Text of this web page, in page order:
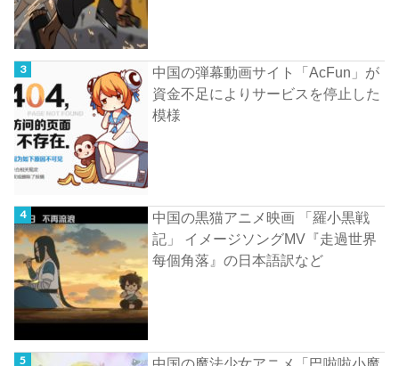
中国の弾幕動画サイト「AcFun」が
資金不足によりサービスを停止した
模様
中国の黒猫アニメ映画 「羅小黒戦
記」 イメージソングMV『走過世界
每個角落』の日本語訳など